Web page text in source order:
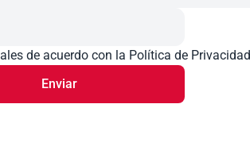
de acuerdo con la Política de Privacidad
Enviar